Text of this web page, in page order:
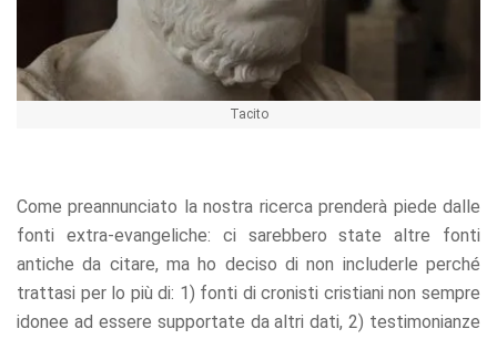
Tacito
Come preannunciato la nostra ricerca prenderà piede dalle
fonti extra-evangeliche: ci sarebbero state altre fonti
antiche da citare, ma ho deciso di non includerle perché
trattasi per lo più di: 1) fonti di cronisti cristiani non sempre
idonee ad essere supportate da altri dati, 2) testimonianze